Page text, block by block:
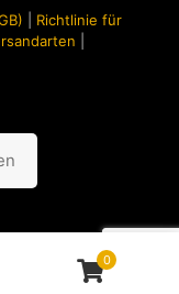
Richtlinie für
0